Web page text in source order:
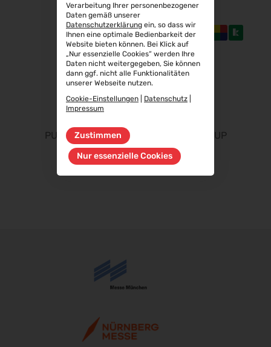
Aluminium Düsseldorf 2026
06.10.2026 - 08.10.2026
08.10.2026 - 09.10.2026
Fakuma 2026
12.10.2026 - 16.10.2026
PERFORMANCEDAYS 2026
Chillventa 2026
13.10.2026 - 15.10.2026
21.10.2026 - 24.10.2026
24.10.2026 - 27.10.2026
PURE FLOW UP PURE FLOW UP
Verarbeitung Ihrer personenbezogener
Daten gemäß unserer
Datenschutzerklärung ein, so dass wir
Ihnen eine optimale Bedienbarkeit der
Website bieten können. Bei Klick auf
„Nur essenzielle Cookies“ werden Ihre
Daten nicht weitergegeben, Sie können
dann ggf. nicht alle Funktionalitäten
unserer Webseite nutzen.
Cookie-Einstellungen
Datenschutz
Impressum
Zustimmen
Nur essenzielle Cookies